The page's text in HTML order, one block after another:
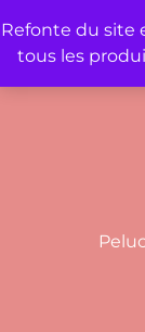
Refonte du site
tous les